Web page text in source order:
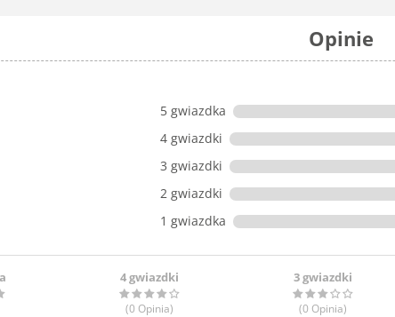
Opinie
5 gwiazdka
4 gwiazdki
3 gwiazdki
2 gwiazdki
1 gwiazdka
4 gwiazdki
(0 Opinia)
3 gwiazdki
(0 Opinia)